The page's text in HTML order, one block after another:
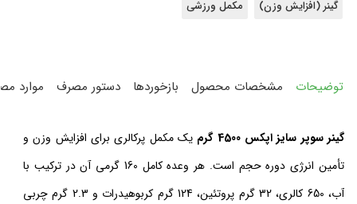
گینر (افزایش وزن)
مکمل ورزشی
توضیحات مشخصات محصول بازخوردها دستور مصرف موارد
گینر سوپر سایز اپکس 4500 گرم
یک مکمل پرکالری برای افزایش وزن و
تأمین انرژی دوره حجم است. هر وعده کامل 160 گرمی آن در ترکیب با
آب، 650 کالری، 32 گرم پروتئین، 124 گرم کربوهیدرات و 2.3 گرم چربی